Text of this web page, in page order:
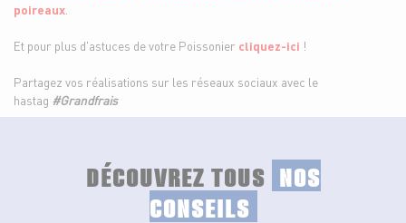
poireaux
Et pour plus d'astuces de votre Poissonier cliquez-ici !
Partagez vos réalisations sur les réseaux sociaux avec le
hastag #Grandfrais
DÉCOUVREZ TOUS NOS
CONSEILS